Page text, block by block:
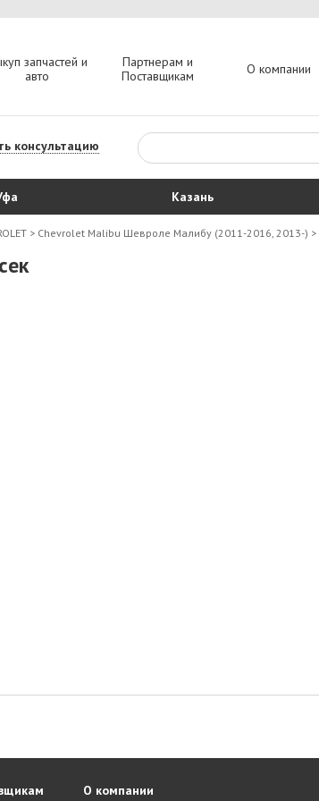
запчастей и
авто
Партнерам и
Поставщикам
О компании
консультацию
Казань
> Chevrolet Malibu Шевроле Малибу (2011-2016, 2013-) >
О компании